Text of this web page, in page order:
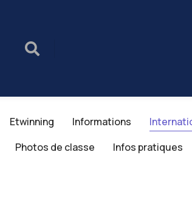
Etwinning Informations
Photos de classe Infos pratiques